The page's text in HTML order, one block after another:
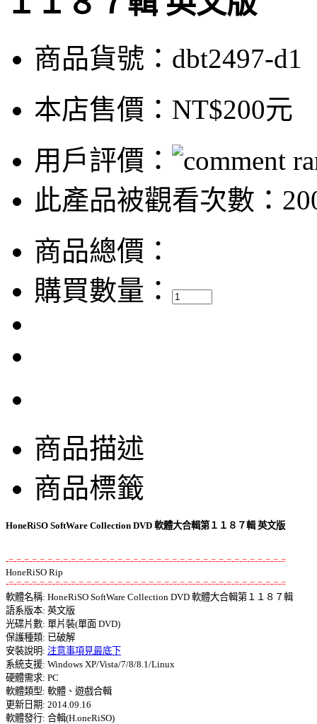
商品貨號：dbt2497-d1
本店售價： NT$200元
用戶評價：
此產品被觀看次數：
商品總價：
購買數量：
商品描述
商品標籤
HoneRiSO SoftWare Collection DVD 軟體大合輯第１１８７輯 英文版
-=-=-=-=-=-=-=-=-=-=-=-=-=-=-=-=-=-=-=-=-=-=-=-=-=-=-=-=-=-=-=-=-=-=-=-=
-=-=-=-=-=-=-=-=-=-=-=-=-=-=-=-=-=-=-=-=-=-=-=-=-=-=-=-=-=-=-=-=-=-=-=-=
軟體名稱: HoneRiSO SoftWare Collection DVD 軟體大合輯第１１８７輯
語系版本: 英文版
光碟片數: 單片裝(單面 DVD)
保護種類: 已破解
安裝說明: 注意事項見最底下
系統支援: Windows XP/Vista/7/8/8.1/Linux
硬體需求: PC
軟體類型: 軟體、遊戲合輯
更新日期: 2014.09.16
軟體發行: 合輯(H.oneRiSO)